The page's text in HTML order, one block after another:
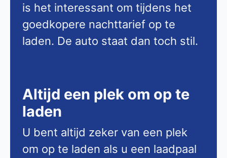
is het interessant om tijdens het
goedkopere nachttarief op te
laden. De auto staat dan toch stil.
Altijd een plek om op te
laden
U bent altijd zeker van een plek
om op te laden als u een laadpaal